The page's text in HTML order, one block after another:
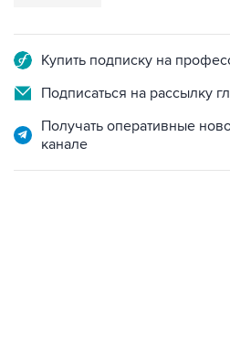
Купить подписку на
Подписаться на рассылку
Получать оперативные
канале